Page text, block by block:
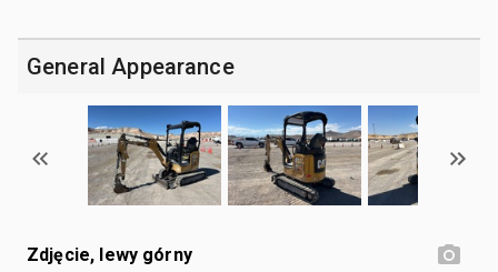
General Appearance
Zdjęcie, lewy górny